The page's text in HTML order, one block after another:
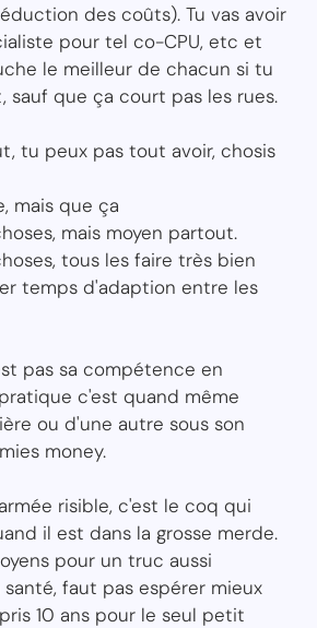
des coûts). Tu vas avoir
pour tel co-CPU, etc et
le meilleur de chacun si tu
sauf que ça court pas les rues.
tu peux pas tout avoir, chosis
mais que ça
mais moyen partout.
tous les faire très bien
temps d'adaption entre les
pas sa compétence en
c'est quand même
ou d'une autre sous son
money.
risible, c'est le coq qui
il est dans la grosse merde.
pour un truc aussi
faut pas espérer mieux
10 ans pour le seul petit